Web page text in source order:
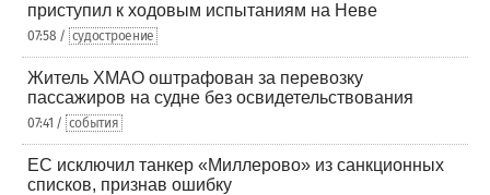
приступил к ходовым испытаниям на Неве
07:58 / судостроение
Житель ХМАО оштрафован за перевозку
пассажиров на судне без освидетельствования
07:41 / события
ЕС исключил танкер «Миллерово» из санкционных
списков, признав ошибку